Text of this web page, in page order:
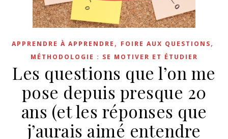
APPRENDRE À APPRENDRE , FOIRE AUX QUESTIONS,
MÉTHODOLOGIE : SE MOTIVER ET ÉTUDIER
Les questions que l’on me
pose depuis presque 20
ans (et les réponses que
j’aurais aimé entendre